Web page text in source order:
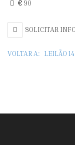
€ 90
SOLICITAR
VOLTAR A: LEILÃO